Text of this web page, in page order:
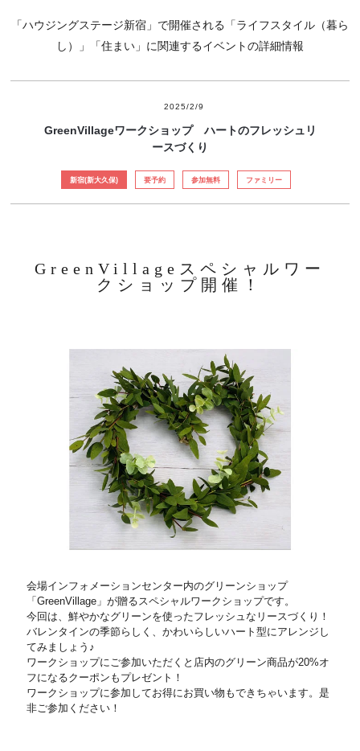
「ハウジングステージ新宿」で開催される「ライフスタイル（暮ら
し）」「住まい」に関連するイベントの詳細情報
2025/2/9
GreenVillageワークショップ ハートのフレッシュリ
ースづくり
新宿(新大久保) 要予約 参加無料 ファミリー
GreenVillageスペシャルワー
クショップ開催！
会場インフォメーションセンター内のグリーンショップ
「GreenVillage」が贈るスペシャルワークショップです。
今回は、鮮やかなグリーンを使ったフレッシュなリースづくり！
バレンタインの季節らしく、かわいらしいハート型にアレンジし
てみましょう♪
ワークショップにご参加いただくと店内のグリーン商品が20%オ
フになるクーポンもプレゼント！
ワークショップに参加してお得にお買い物もできちゃいます。是
非ご参加ください！